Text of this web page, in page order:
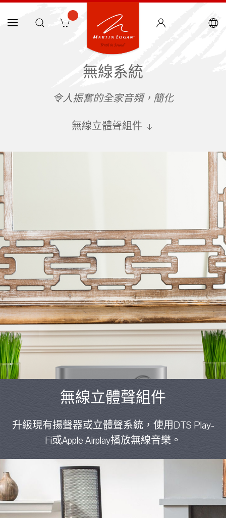
無線系統
令人振奮的全家音頻，簡化
無線立體聲組件
無線立體聲組件
升級現有揚聲器或立體聲系統，使用DTS Play-
Fi或Apple Airplay播放無線音樂。